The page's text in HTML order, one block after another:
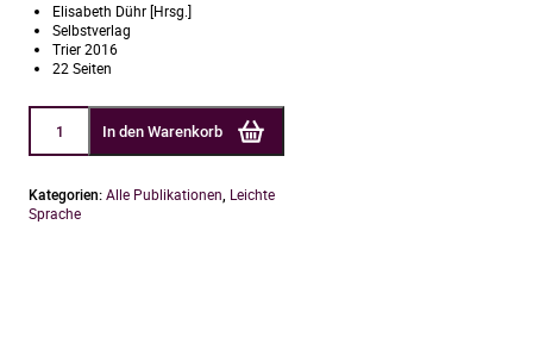
Elisabeth Dühr [Hrsg.]
Selbstverlag
Trier 2016
22 Seiten
Lust
verbrechen.
Nero
in
In den Warenkorb
Kategorien:Alle Publikationen Leichte
Sprache